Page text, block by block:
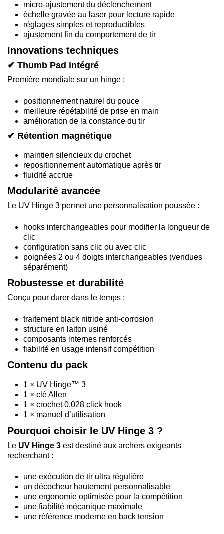
micro-ajustement du déclenchement
échelle gravée au laser pour lecture rapide
réglages simples et reproductibles
ajustement fin du comportement de tir
Innovations techniques
✔ Thumb Pad intégré
Première mondiale sur un hinge :
positionnement naturel du pouce
meilleure répétabilité de prise en main
amélioration de la constance du tir
✔ Rétention magnétique
maintien silencieux du crochet
repositionnement automatique après tir
fluidité accrue
Modularité avancée
Le UV Hinge 3 permet une personnalisation poussée :
hooks interchangeables pour modifier la longueur de
clic
configuration sans clic ou avec clic
poignées 2 ou 4 doigts interchangeables (vendues
séparément)
Robustesse et durabilité
Conçu pour durer dans le temps :
traitement black nitride anti-corrosion
structure en laiton usiné
composants internes renforcés
fiabilité en usage intensif compétition
Contenu du pack
1 × UV Hinge™ 3
1 × clé Allen
1 × crochet 0.028 click hook
1 × manuel d’utilisation
Pourquoi choisir le UV Hinge 3 ?
Le UV Hinge 3 est destiné aux archers exigeants
recherchant :
une exécution de tir ultra régulière
un décocheur hautement personnalisable
une ergonomie optimisée pour la compétition
une fiabilité mécanique maximale
une référence moderne en back tension